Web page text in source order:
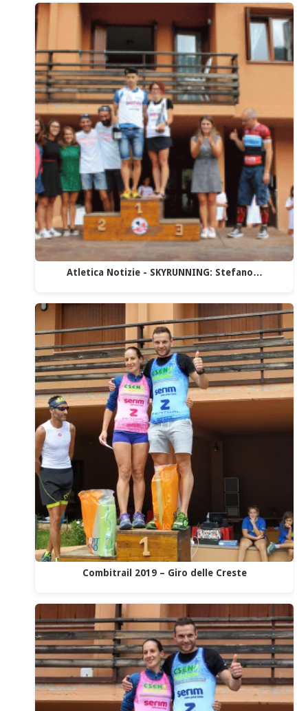
Atletica Notizie - SKYRUNNING: Stefano…
Combitrail 2019 – Giro delle Creste